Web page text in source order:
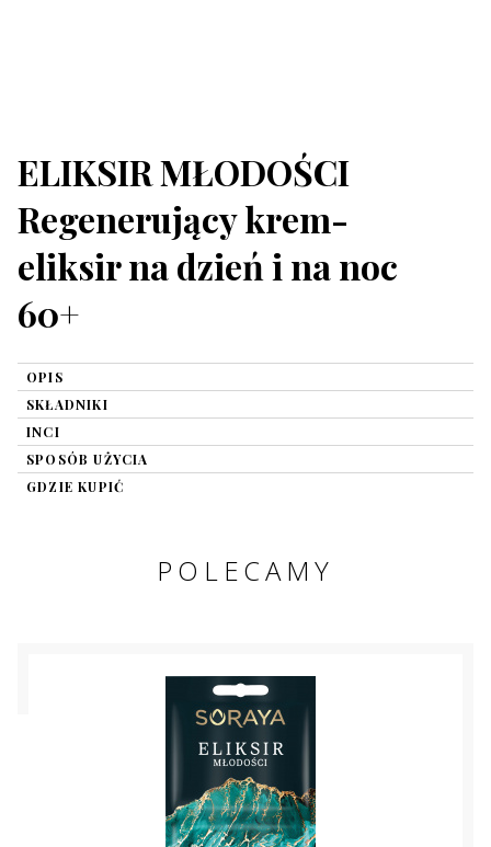
ELIKSIR MŁODOŚCI
Regenerujący krem-
eliksir na dzień i na noc
60+
OPIS
SKŁADNIKI
INCI
SPOSÓB UŻYCIA
GDZIE KUPIĆ
POLECAMY